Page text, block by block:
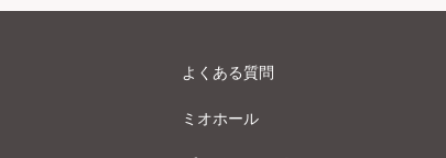
よくある質問
ミオホール